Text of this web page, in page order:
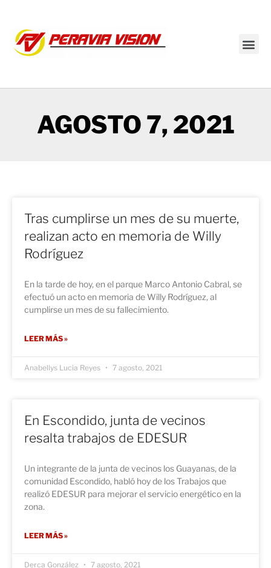
AGOSTO 7, 2021
Tras cumplirse un mes de su muerte,
realizan acto en memoria de Willy
Rodríguez
En la tarde de hoy, en el parque Marco Antonio Cabral, se
efectuó un acto en memoria de Willy Rodríguez, al
cumplirse un mes de su fallecimiento.
LEER MÁS »
Anabellys Lucia Reyes 7 agosto, 2021
En Escondido, junta de vecinos
resalta trabajos de EDESUR
Un integrante de la junta de vecinos los Guayanas, de la
comunidad Escondido, habló hoy de los Trabajos que
realizó EDESUR para mejorar el servicio energético en la
zona.
LEER MÁS »
Derca González 7 agosto, 2021